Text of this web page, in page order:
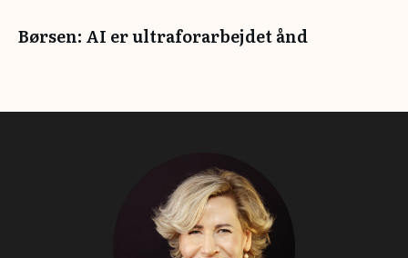
Børsen: AI er ultraforarbejdet ånd